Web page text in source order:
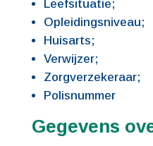
Leefsituatie;
Opleidingsniveau;
Huisarts;
Verwijzer;
Zorgverzekeraar;
Polisnummer
Gegevens